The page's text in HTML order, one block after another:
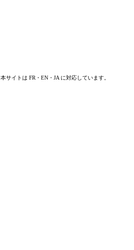
本サイトは FR・EN・JA に対応しています。